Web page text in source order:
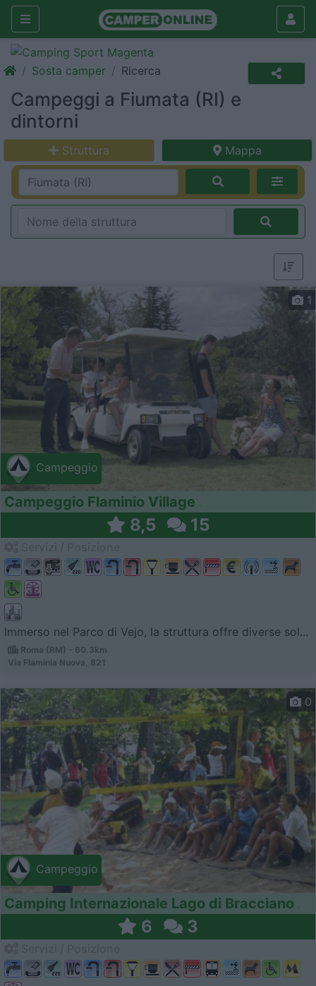
Sosta camper Ricerca
Campeggi a Fiumata (RI) e
dintorni
Struttura Mappa
Campeggio
1
Campeggio Flaminio Village
8,5 15
Immerso nel Parco di Vejo, la struttura offre diverse sol...
Roma (RM) - 60.3km
Via Flaminia Nuova, 821
Campeggio
0
Camping Internazionale Lago di Bracciano
6 3